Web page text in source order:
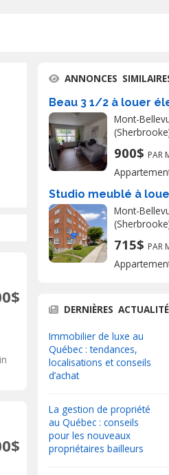
ANNONCES
Mont-
900$ PAR
Mont-
715$ PAR
DERNIÈRES
Immobilier de luxe au
Québec : tendances,
localisations et conseils
d’achat
La gestion de propriété
au Québec : conseils
pour les nouveaux
propriétaires bailleurs